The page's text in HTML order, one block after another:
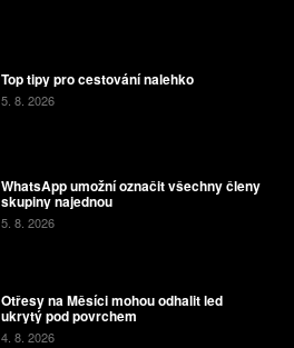
Top tipy pro cestování nalehko
5. 8. 2026
WhatsApp umožní označit všechny členy
skupiny najednou
5. 8. 2026
Otřesy na Měsíci mohou odhalit led
ukrytý pod povrchem
4. 8. 2026